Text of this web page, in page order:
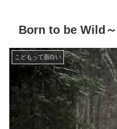
Born to be Wild～
こどもって面白い